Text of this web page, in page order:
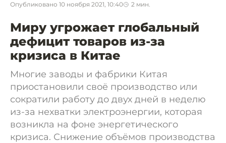
Опубликовано 10 ноября 2021, 10:40 2 мин.
Миру угрожает глобальный
дефицит товаров из-за
кризиса в Китае
Многие заводы и фабрики Китая
приостановили своё производство или
сократили работу до двух дней в неделю
из-за нехватки электроэнергии, которая
возникла на фоне энергетического
кризиса. Снижение объёмов производства